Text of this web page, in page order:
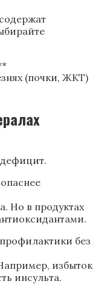
(почки, ЖКТ)
Но в продуктах
без
избыток
инсульта.